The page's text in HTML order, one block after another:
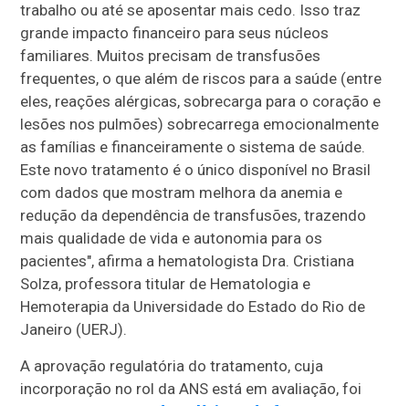
trabalho ou até se aposentar mais cedo. Isso traz
grande impacto financeiro para seus núcleos
familiares. Muitos precisam de transfusões
frequentes, o que além de riscos para a saúde (entre
eles, reações alérgicas, sobrecarga para o coração e
lesões nos pulmões) sobrecarrega emocionalmente
as famílias e financeiramente o sistema de saúde.
Este novo tratamento é o único disponível no Brasil
com dados que mostram melhora da anemia e
redução da dependência de transfusões, trazendo
mais qualidade de vida e autonomia para os
pacientes", afirma a hematologista Dra. Cristiana
Solza, professora titular de Hematologia e
Hemoterapia da Universidade do Estado do Rio de
Janeiro (UERJ).
A aprovação regulatória do tratamento, cuja
incorporação no rol da ANS está em avaliação, foi